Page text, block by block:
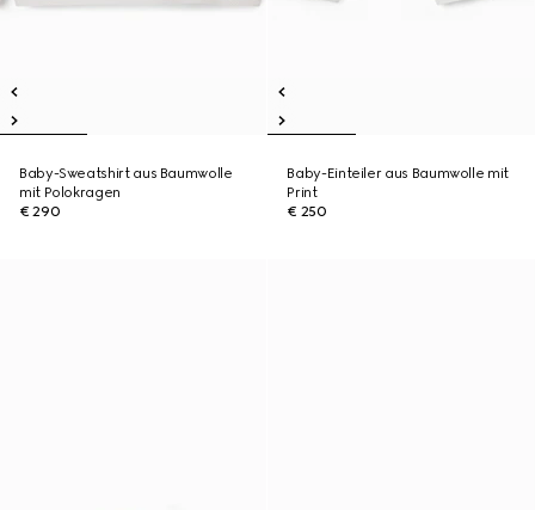
Baby-Sweatshirt aus Baumwolle
mit Polokragen
€ 290
Baby-Einteiler aus Baumwolle mit
Print
€ 250